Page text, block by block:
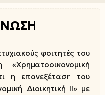
φοιτητές του
η επανεξέταση του
Διοικητική ΙI» με